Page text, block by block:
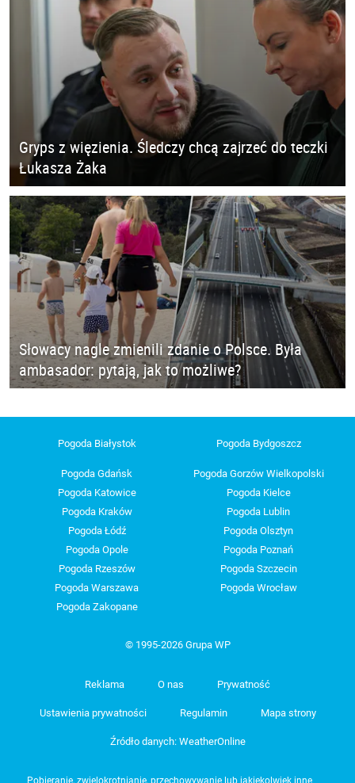
Gryps z więzienia. Śledczy chcą zajrzeć do teczki
Łukasza Żaka
Słowacy nagle zmienili zdanie o Polsce. Była
ambasador: pytają, jak to możliwe?
Pogoda Białystok Pogoda Bydgoszcz
Pogoda Gdańsk
Pogoda Gorzów Wielkopolski
Pogoda Katowice
Pogoda Kielce
Pogoda Kraków
Pogoda Lublin
Pogoda Łódź
Pogoda Olsztyn
Pogoda Opole
Pogoda Poznań
Pogoda Rzeszów
Pogoda Szczecin
Pogoda Warszawa
Pogoda Wrocław
Pogoda Zakopane
© 1995-2026 Grupa WP
Reklama O nas Prywatność
Ustawienia prywatności Regulamin Mapa strony
Źródło danych: WeatherOnline
Pobieranie, zwielokrotnianie, przechowywanie lub jakiekolwiek inne